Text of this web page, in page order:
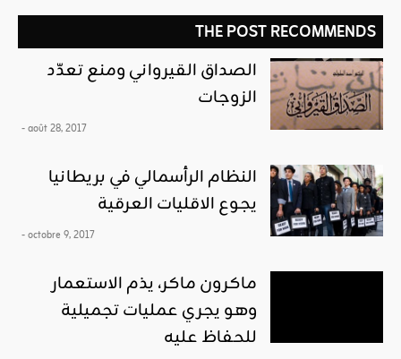
THE POST RECOMMENDS
الصداق القيرواني ومنع تعدّد
الزوجات
- août 28, 2017
النظام الرأسمالي في بريطانيا
يجوع الاقليات العرقية
- octobre 9, 2017
ماكرون ماكر، يذم الاستعمار
وهو يجري عمليات تجميلية
للحفاظ عليه